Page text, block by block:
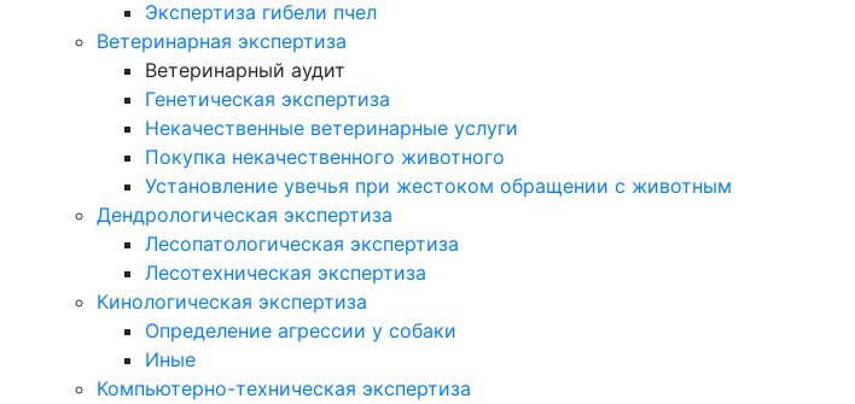
Экспертиза гибели пчел
Ветеринарная экспертиза
Ветеринарный аудит
Генетическая экспертиза
Некачественные ветеринарные услуги
Покупка некачественного животного
Установление увечья при жестоком обращении с животным
Дендрологическая экспертиза
Лесопатологическая экспертиза
Лесотехническая экспертиза
Кинологическая экспертиза
Определение агрессии у собаки
Иные
Компьютерно-техническая экспертиза